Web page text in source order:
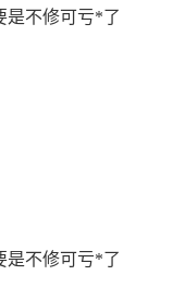
是不修可亏*了
是不修可亏*了